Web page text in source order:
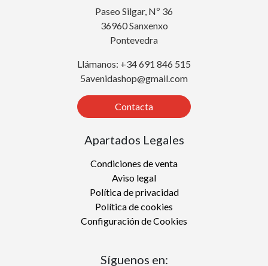
Paseo Silgar, Nº 36
36960 Sanxenxo
Pontevedra
Llámanos: +34 691 846 515
5avenidashop@gmail.com
Contacta
Apartados Legales
Condiciones de venta
Aviso legal
Política de privacidad
Política de cookies
Configuración de Cookies
Síguenos en: